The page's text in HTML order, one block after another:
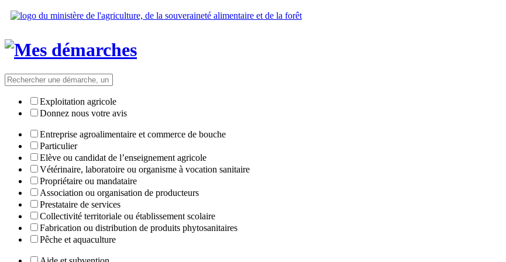
Exploitation agricole
Donnez nous votre avis
Entreprise agroalimentaire et commerce de bouche
Particulier
Elève ou candidat de l’enseignement agricole
Vétérinaire, laboratoire ou organisme à vocation sanitaire
Propriétaire ou mandataire
Association ou organisation de producteurs
Prestataire de services
Collectivité territoriale ou établissement scolaire
Fabrication ou distribution de produits phytosanitaires
Pêche et aquaculture